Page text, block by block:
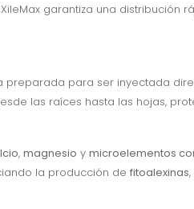
XileMax garantiza una distribución
preparada para ser inyectada
las raíces hasta las hojas,
, magnesio y microelementos
la producción de fitoalexinas